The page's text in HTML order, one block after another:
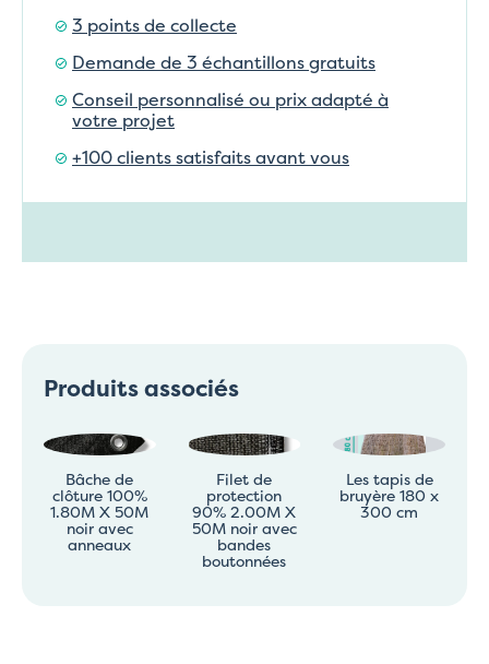
3 points de collecte
Demande de 3 échantillons gratuits
Conseil personnalisé ou prix adapté à
votre projet
+100 clients satisfaits avant vous
Produits associés
Bâche de
clôture 100%
1.80M X 50M
noir avec
anneaux
Filet de
protection
90% 2.00M X
50M noir avec
bandes
boutonnées
Les tapis de
bruyère 180 x
300 cm